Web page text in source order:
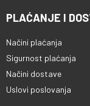
PLAĆANJE I
Načini plaćanja
Sigurnost plaćanja
Načini dostave
Uslovi poslovanja